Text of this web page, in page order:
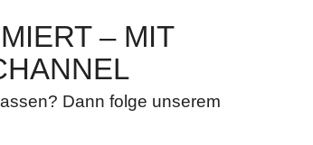
– MIT
Dann folge unserem